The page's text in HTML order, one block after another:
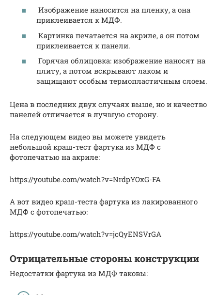
Изображение наносится на пленку, а она
приклеивается к МДФ.
Картинка печатается на акриле, а он потом
приклеивается к панели.
Горячая облицовка: изображение наносят на
плиту, а потом вскрывают лаком и
защищают особым термопластичным слоем.
Цена в последних двух случаях выше, но и качество
панелей отличается в лучшую сторону.
На следующем видео вы можете увидеть
небольшой краш-тест фартука из МДФ с
фотопечатью на акриле:
https://youtube.com/watch?v=NrdpYOxG-FA
А вот видео краш-теста фартука из лакированного
МДФ с фотопечатью:
https://youtube.com/watch?v=jcQyENSVrGA
Отрицательные стороны конструкции
Недостатки фартука из МДФ таковы: